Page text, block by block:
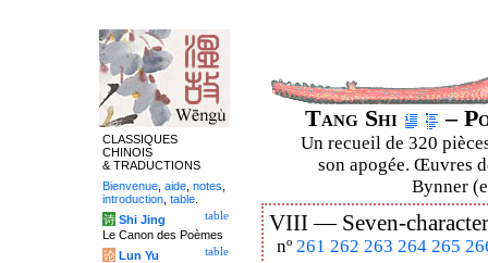
Tang Shi –
Un recueil de 320
son apogée. Œuvres
Bynner
VIII — Seven-
nº 261 262 263 264 265
CLASSIQUES
CHINOIS
& TRADUCTIONS
Bienvenue aide notes
introduction table
table
诗 Shi Jing
Le Canon des Poèmes
table
论 Lun Yu